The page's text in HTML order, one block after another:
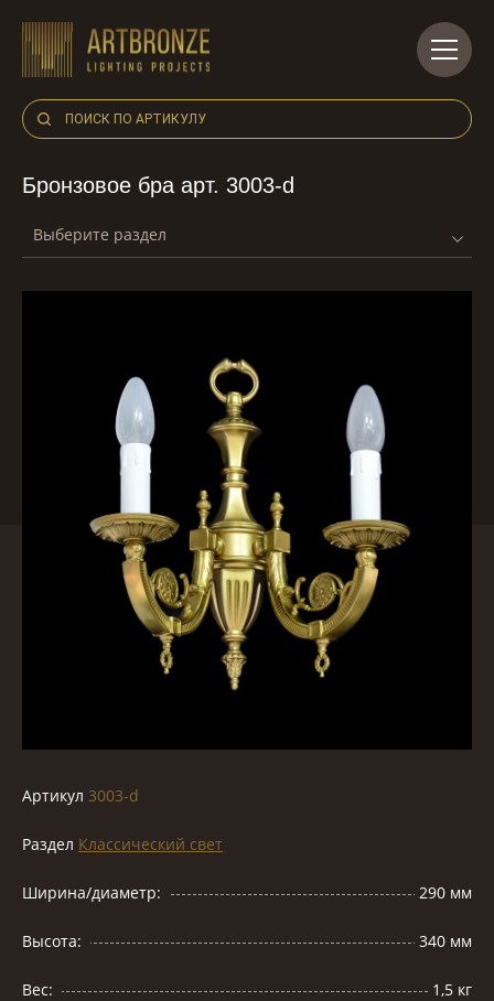
content
Бронзовое бра арт. 3003-d
Выберите раздел
Артикул 3003-d
Раздел Классический свет
Ширина/диаметр: 290 мм
Высота: 340 мм
Вес: 1,5 кг